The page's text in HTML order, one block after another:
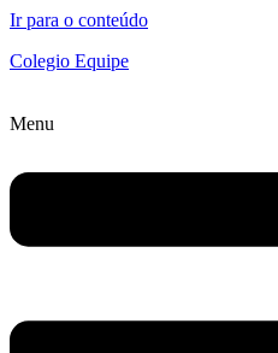
Ir para o conteúdo
Colegio Equipe
Menu